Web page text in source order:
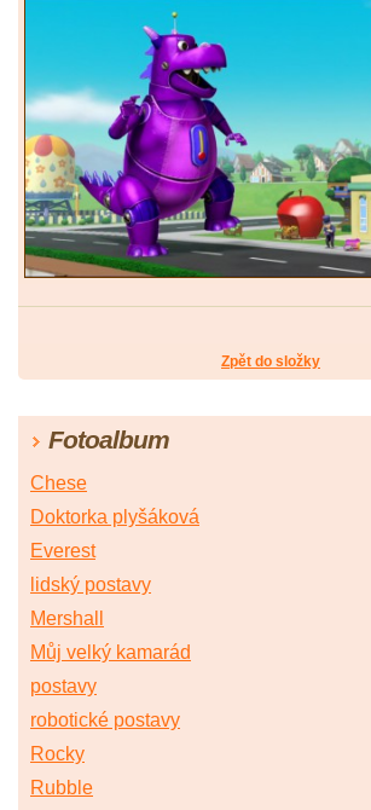
Zpět do složky
Fotoalbum
Chese
Doktorka plyšáková
Everest
lidský postavy
Mershall
Můj velký kamarád
postavy
robotické postavy
Rocky
Rubble